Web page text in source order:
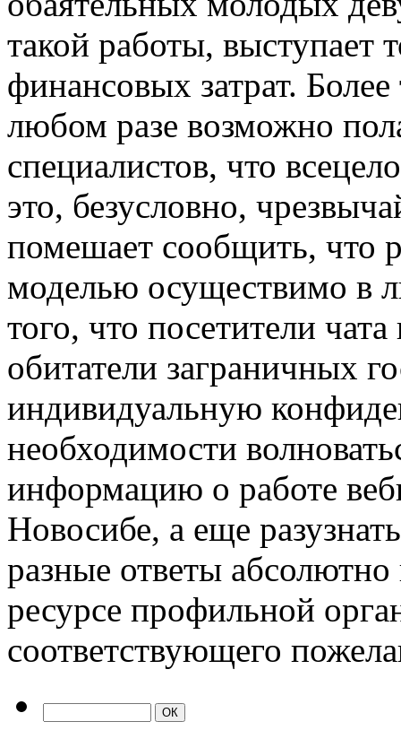
такой работы, выступает
финансовых затрат. Более
любом разе возможно
специалистов, что
это, безусловно,
помешает сообщить, что
моделью осуществимо в
того, что посетители
обитатели заграничных
индивидуальную
необходимости
информацию о работе
Новосибе, а еще
разные ответы
ресурсе профильной
соответствующего